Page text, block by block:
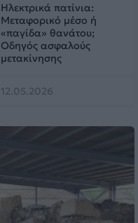
Ηλεκτρικά πατίνια:
Μεταφορικό μέσο ή
«παγίδα» θανάτου;
Οδηγός ασφαλούς
μετακίνησης
12.05.2026